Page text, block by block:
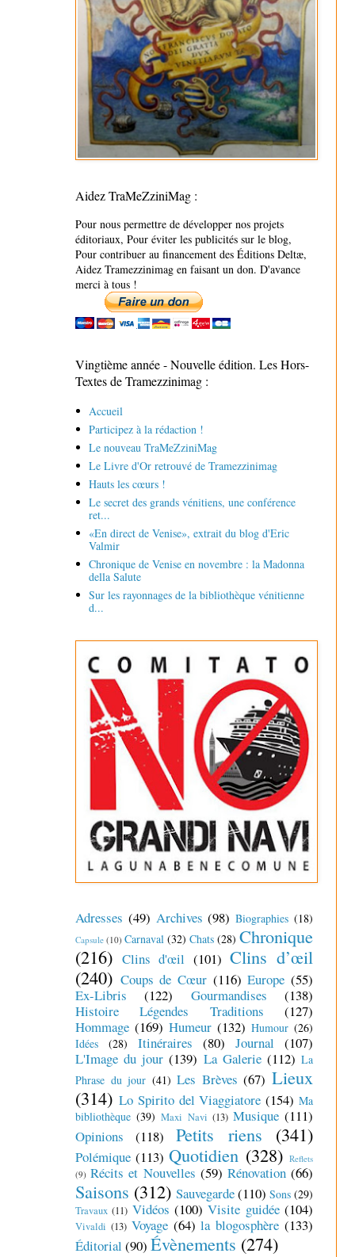
Aidez TraMeZziniMag :
Pour nous permettre de développer nos projets
éditoriaux, Pour éviter les publicités sur le blog,
Pour contribuer au financement des Éditions Deltæ,
Aidez Tramezzinimag en faisant un don. D'avance
merci à tous !
Vingtième année - Nouvelle édition. Les Hors-
Textes de Tramezzinimag :
Accueil
Participez à la rédaction !
Le nouveau TraMeZziniMag
Le Livre d'Or retrouvé de Tramezzinimag
Hauts les cœurs !
Le secret des grands vénitiens, une conférence
ret...
«En direct de Venise», extrait du blog d'Eric
Valmir
Chronique de Venise en novembre : la Madonna
della Salute
Sur les rayonnages de la bibliothèque vénitienne
d...
Adresses (49) Archives (98) Biographies (18)
Capsule (10) Carnaval (32) Chats (28) Chronique
(216) Clins d'œil (101) Clins d’œil
(240) Coups de Cœur (116) Europe (55)
Ex-Libris
(122) Gourmandises
(138)
Histoire Légendes Traditions
(127)
Hommage (169) Humeur (132) Humour (26)
Idées
(28) Itinéraires (80) Journal
(107)
L'Image du jour (139) La Galerie (112) La
Phrase du jour (41) Les Brèves (67) Lieux
(314) Lo Spirito del Viaggiatore (154) Ma
bibliothèque (39) Maxi Navi (13) Musique (111)
Opinions
(118) Petits riens (341)
Polémique (113) Quotidien (328) Reflets
(9) Récits et Nouvelles (59) Rénovation (66)
Saisons (312) Sauvegarde(110) Sons (29)
Travaux (11) Vidéos (100) Visite guidée (104)
Vivaldi (13) Voyage (64) la blogosphère (133)
Éditorial (90) Évènements (274)